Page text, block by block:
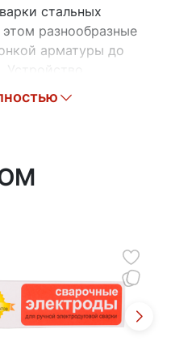
стальных
разнообразные
арматуры до
Устройство
силы тока в
используемых
с электродами,
существенно
обеспечивается
дуги (Arc Force),
в процессе сварки.